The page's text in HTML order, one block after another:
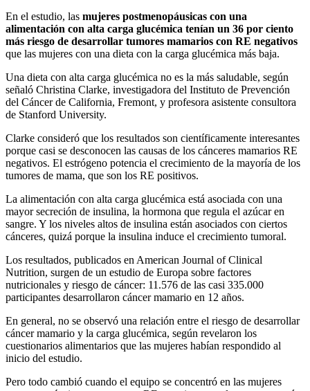
En el estudio, las mujeres postmenopáusicas con una
alimentación con alta carga glucémica tenían un 36 por ciento
más riesgo de desarrollar tumores mamarios con RE negativos
que las mujeres con una dieta con la carga glucémica más baja.
Una dieta con alta carga glucémica no es la más saludable, según
señaló Christina Clarke, investigadora del Instituto de Prevención
del Cáncer de California, Fremont, y profesora asistente consultora
de Stanford University.
Clarke consideró que los resultados son científicamente interesantes
porque casi se desconocen las causas de los cánceres mamarios RE
negativos. El estrógeno potencia el crecimiento de la mayoría de los
tumores de mama, que son los RE positivos.
La alimentación con alta carga glucémica está asociada con una
mayor secreción de insulina, la hormona que regula el azúcar en
sangre. Y los niveles altos de insulina están asociados con ciertos
cánceres, quizá porque la insulina induce el crecimiento tumoral.
Los resultados, publicados en American Journal of Clinical
Nutrition, surgen de un estudio de Europa sobre factores
nutricionales y riesgo de cáncer: 11.576 de las casi 335.000
participantes desarrollaron cáncer mamario en 12 años.
En general, no se observó una relación entre el riesgo de desarrollar
cáncer mamario y la carga glucémica, según revelaron los
cuestionarios alimentarios que las mujeres habían respondido al
inicio del estudio.
Pero todo cambió cuando el equipo se concentró en las mujeres